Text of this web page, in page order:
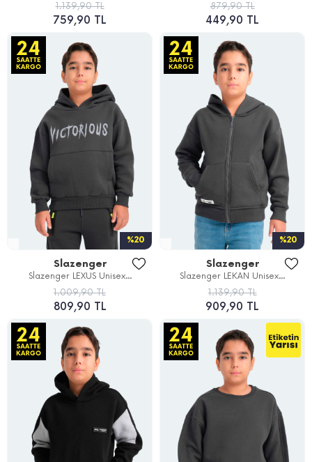
1.139,90 TL
759,90 TL
879,90 TL
449,90 TL
%20
Slazenger
Slazenger LEXUS Unisex...
1.009,90 TL
809,90 TL
%20
Slazenger
Slazenger LEKAN Unisex...
1.139,90 TL
909,90 TL